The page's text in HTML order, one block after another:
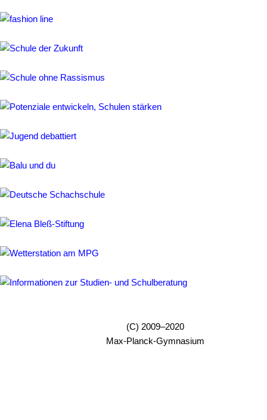
Kunst-
trifft...
am
Ehemaligen
(C) 2009–2020
Max-Planck-Gymnasium